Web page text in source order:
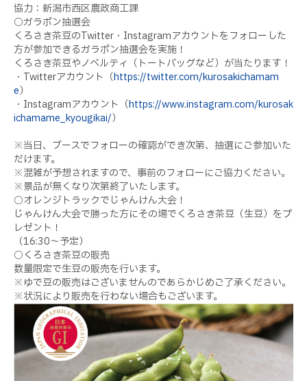
協力：新潟市西区農政商工課
○ガラポン抽選会
くろさき茶豆のTwitter・Instagramアカウントをフォローした
方が参加できるガラポン抽選会を実施！
くろさき茶豆やノベルティ（トートバッグなど）が当たります！
・Twitterアカウント（https://twitter.com/kurosakichamam
e）
・Instagramアカウント（https://www.instagram.com/kurosak
ichamame_kyougikai/）
※当日、ブースでフォローの確認ができ次第、抽選にご参加いた
だけます。
※混雑が予想されますので、事前のフォローにご協力ください。
※景品が無くなり次第終了いたします。
○オレンジトラックでじゃんけん大会！
じゃんけん大会で勝った方にその場でくろさき茶豆（生豆）をプ
レゼント！
（16:30～予定）
○くろさき茶豆の販売
数量限定で生豆の販売を行います。
※ゆで豆の販売はございませんのであらかじめご了承ください。
※状況により販売を行わない場合もございます。